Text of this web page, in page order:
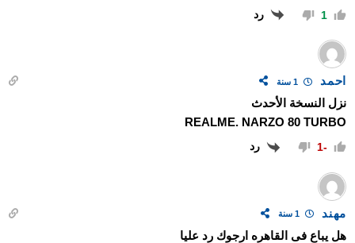
1 رد
احمد
نزل النسخة الأحدث
REALME. NARZO 80 TURBO
-1 رد
مهند
هل يباع فى القاهره ارجوك رد عليا